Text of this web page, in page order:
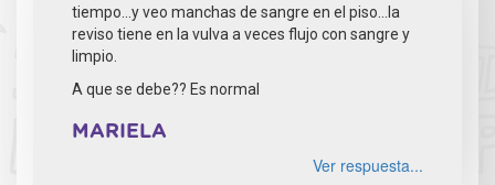
tiempo...y veo manchas de sangre en el piso...la
reviso tiene en la vulva a veces flujo con sangre y
limpio.
A que se debe?? Es normal
MARIELA
Ver respuesta...